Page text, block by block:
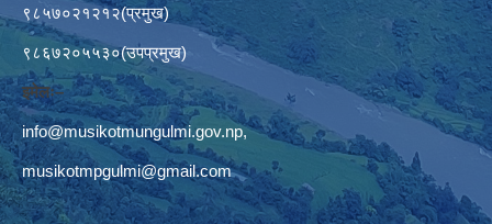
९८५७०२१२१२(प्रमुख)
९८६७२०५५३०(उपप्रमुख)
इमेलः–
info@musikotmungulmi.gov.np,
musikotmpgulmi@gmail.com